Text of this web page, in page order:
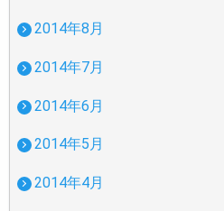
2014年8月
2014年7月
2014年6月
2014年5月
2014年4月